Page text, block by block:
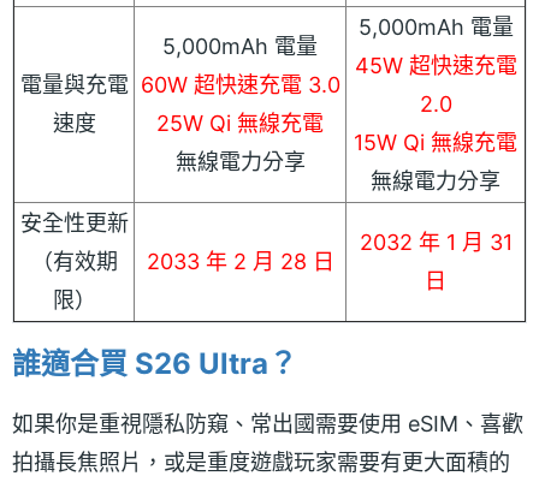
電量與充電
速度
5,000mAh 電量
60W 超快速充電 3.0
25W Qi 無線充電
無線電力分享
5,000mAh 電量
45W 超快速充電
2.0
15W Qi 無線充電
無線電力分享
安全性更新
（有效期
限）
2033 年 2 月 28 日
2032 年 1 月 31
日
誰適合買 S26 Ultra？
如果你是重視隱私防窺、常出國需要使用 eSIM、喜歡
拍攝長焦照片，或是重度遊戲玩家需要有更大面積的